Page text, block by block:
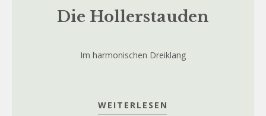
Die Hollerstauden
Im harmonischen Dreiklang
WEITERLESEN